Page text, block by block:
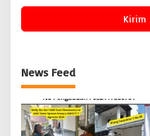
News Feed